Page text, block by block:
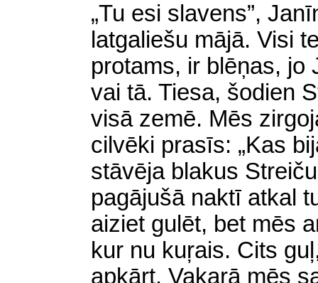
„Tu esi slavens”,
latgaliešu mājā. Visi
protams, ir blēņas, jo
vai tā. Tiesa, šodien
visā zemē. Mēs
cilvēki prasīs: „Kas
stāvēja blakus
pagājušā naktī atkal
aiziet gulēt, bet mēs
kur nu kuŗais. Cits
apkārt. Vakarā mēs